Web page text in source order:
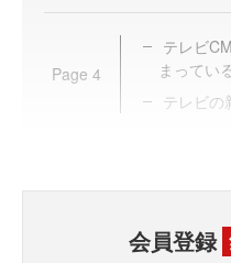
Page 4
テレビ
まってい
テレビの
会員登録